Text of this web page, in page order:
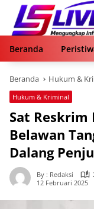
Langsung
konten
Beranda
Beranda Hukum &
Hukum & Kriminal
Sat Reskrim
Belawan
Dalang
By : Redaksi
12 Februari 2025